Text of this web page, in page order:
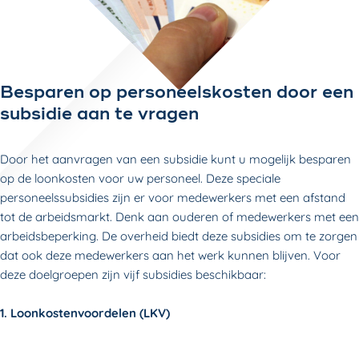
Besparen op personeelskosten door een
subsidie aan te vragen
Door het aanvragen van een subsidie kunt u mogelijk besparen
op de loonkosten voor uw personeel. Deze speciale
personeelssubsidies zijn er voor medewerkers met een afstand
tot de arbeidsmarkt. Denk aan ouderen of medewerkers met een
arbeidsbeperking. De overheid biedt deze subsidies om te zorgen
dat ook deze medewerkers aan het werk kunnen blijven. Voor
deze doelgroepen zijn vijf subsidies beschikbaar:
1. Loonkostenvoordelen (LKV)